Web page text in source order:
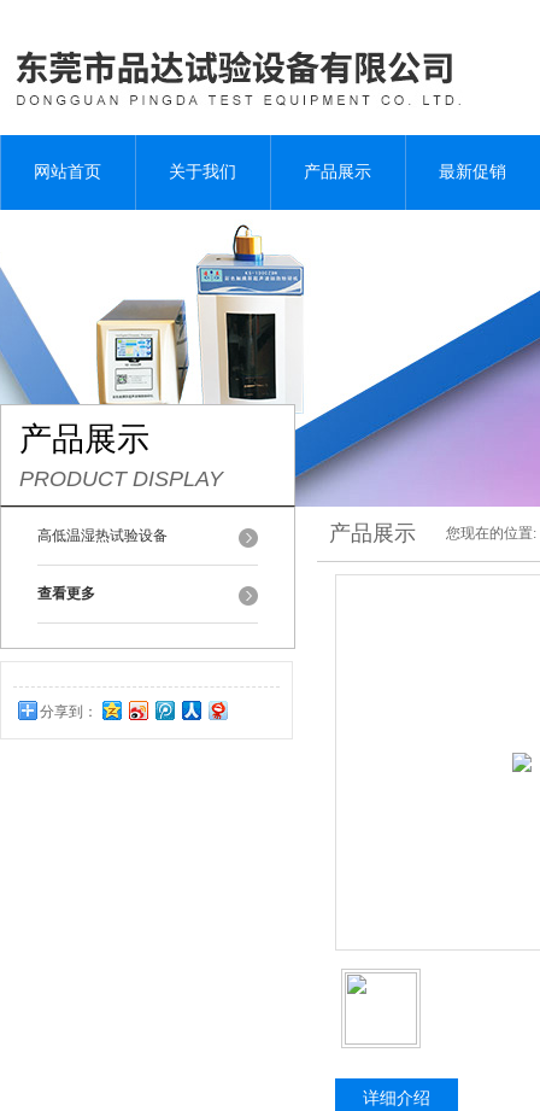
网站首页 关于我们 产品展示 最新促销
产品展示
PRODUCT DISPLAY
高低温湿热试验设备
查看更多
分享到：
0
产品展示 您现在的位置:
详细介绍